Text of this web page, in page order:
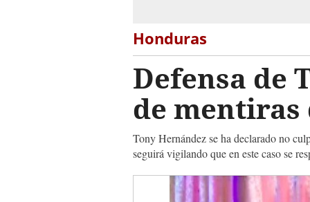
Honduras
Defensa de
de
Tony Hernández se ha declarado no
seguirá vigilando que en este caso se